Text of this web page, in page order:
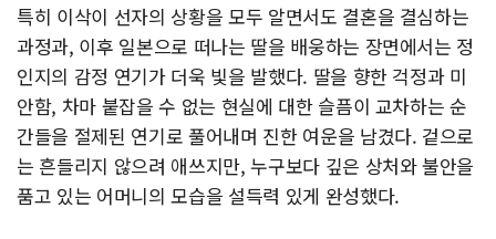
특히 이삭이 선자의 상황을 모두 알면서도 결혼을 결심하는
과정과, 이후 일본으로 떠나는 딸을 배웅하는 장면에서는 정
인지의 감정 연기가 더욱 빛을 발했다. 딸을 향한 걱정과 미
안함, 차마 붙잡을 수 없는 현실에 대한 슬픔이 교차하는 순
간들을 절제된 연기로 풀어내며 진한 여운을 남겼다. 겉으로
는 흔들리지 않으려 애쓰지만, 누구보다 깊은 상처와 불안을
품고 있는 어머니의 모습을 설득력 있게 완성했다.